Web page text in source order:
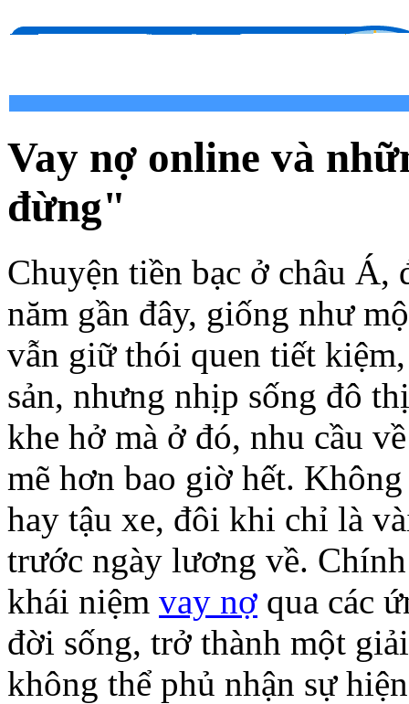
Vay nợ online và
đừng"
Chuyện tiền bạc ở châu Á,
năm gần đây, giống như
vẫn giữ thói quen tiết
sản, nhưng nhịp sống đô
khe hở mà ở đó, nhu cầu
mẽ hơn bao giờ hết.
hay tậu xe, đôi khi chỉ là
trước ngày lương về.
khái niệm vay nợ qua các
đời sống, trở thành một
không thể phủ nhận sự